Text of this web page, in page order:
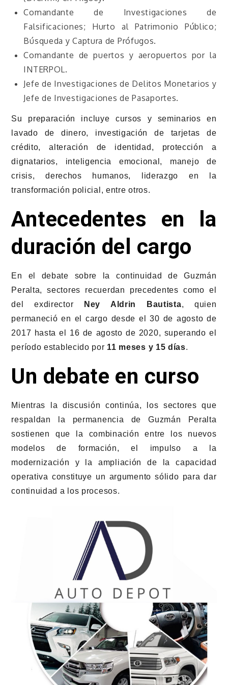
Comandante de Investigaciones de
Falsificaciones; Hurto al Patrimonio Público;
Búsqueda y Captura de Prófugos.
Comandante de puertos y aeropuertos por la
INTERPOL.
Jefe de Investigaciones de Delitos Monetarios y
Jefe de Investigaciones de Pasaportes.
Su preparación incluye cursos y seminarios en
lavado de dinero, investigación de tarjetas de
crédito, alteración de identidad, protección a
dignatarios, inteligencia emocional, manejo de
crisis, derechos humanos, liderazgo en la
transformación policial, entre otros.
Antecedentes en la
duración del cargo
En el debate sobre la continuidad de Guzmán
Peralta, sectores recuerdan precedentes como el
del exdirector
Ney Aldrin Bautista, quien
permaneció en el cargo desde el 30 de agosto de
2017 hasta el 16 de agosto de 2020, superando el
período establecido por 11 meses y 15 días.
Un debate en curso
Mientras la discusión continúa, los sectores que
respaldan la permanencia de Guzmán Peralta
sostienen que la combinación entre los nuevos
modelos de formación, el impulso a la
modernización y la ampliación de la capacidad
operativa constituye un argumento sólido para dar
continuidad a los procesos.